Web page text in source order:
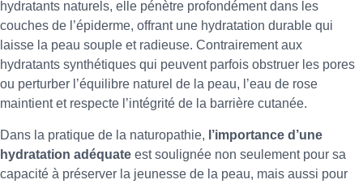
hydratants naturels, elle pénètre profondément dans les
couches de l’épiderme, offrant une hydratation durable qui
laisse la peau souple et radieuse. Contrairement aux
hydratants synthétiques qui peuvent parfois obstruer les pores
ou perturber l’équilibre naturel de la peau, l’eau de rose
maintient et respecte l’intégrité de la barrière cutanée.
Dans la pratique de la naturopathie, l’importance d’une
hydratation adéquate est soulignée non seulement pour sa
capacité à préserver la jeunesse de la peau, mais aussi pour